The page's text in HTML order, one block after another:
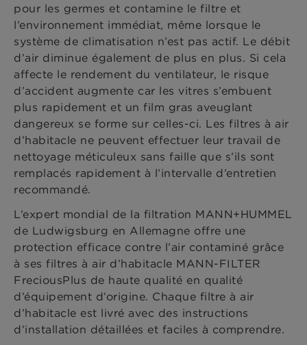
pour les germes et contamine le filtre et
l’environnement immédiat, même lorsque le
système de climatisation n’est pas actif. Le débit
d’air diminue également de plus en plus. Si cela
affecte le rendement du ventilateur, le risque
d’accident augmente car les vitres s’embuent
plus rapidement et un film gras aveuglant
dangereux se forme sur celles-ci. Les filtres à air
d’habitacle ne peuvent effectuer leur travail de
nettoyage méticuleux sans faille que s’ils sont
remplacés rapidement à l’intervalle d’entretien
recommandé.
L’expert mondial de la filtration MANN+HUMMEL
de Ludwigsburg en Allemagne offre une
protection efficace contre l’air contaminé grâce
à ses filtres à air d’habitacle MANN-FILTER
FreciousPlus de haute qualité en qualité
d’équipement d’origine. Chaque filtre à air
d’habitacle est livré avec des instructions
d’installation détaillées et faciles à comprendre.